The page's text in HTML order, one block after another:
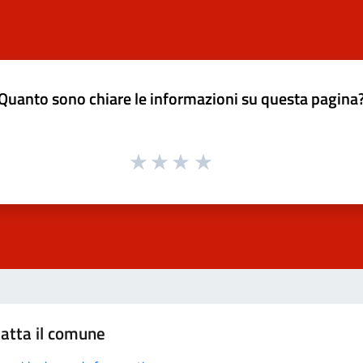
sono chiare le informazioni su questa
il comune